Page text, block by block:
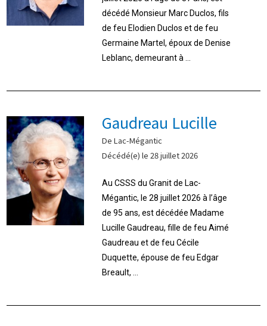
décédé Monsieur Marc Duclos, fils
de feu Elodien Duclos et de feu
Germaine Martel, époux de Denise
Leblanc, demeurant à ...
Gaudreau Lucille
De Lac-Mégantic
Décédé(e) le 28 juillet 2026
Au CSSS du Granit de Lac-
Mégantic, le 28 juillet 2026 à l’âge
de 95 ans, est décédée Madame
Lucille Gaudreau, fille de feu Aimé
Gaudreau et de feu Cécile
Duquette, épouse de feu Edgar
Breault, ...